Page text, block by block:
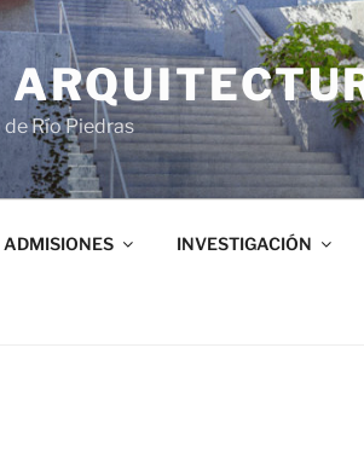
Río Piedras
ADMISIONES INVESTIGACIÓN